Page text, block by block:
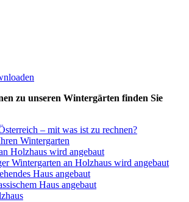
zu unseren Wintergärten finden Sie
– mit was ist zu rechnen?
Wintergarten
Holzhaus wird angebaut
Wintergarten an Holzhaus wird angebaut
Haus angebaut
Haus angebaut